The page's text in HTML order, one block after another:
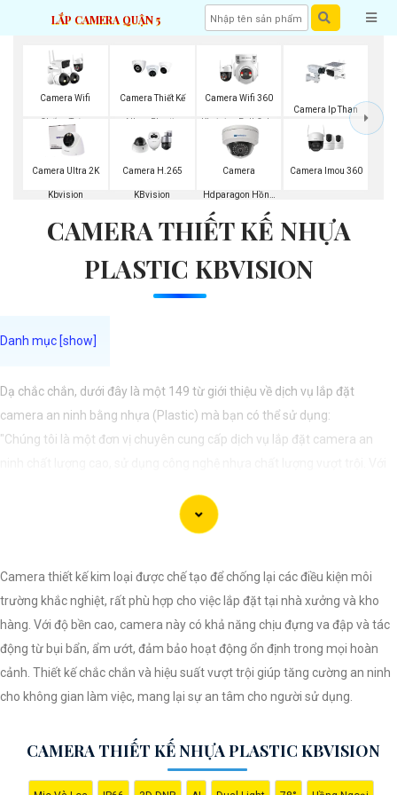
LẮP CAMERA QUẬN 5
Camera Wifi
Chống Trộm
Kbvision
Camera Thiết Kế
Nhựa Plastic
Kbvision
Camera Wifi 360
Kbvision Full Color
Camera Ip Than
Kbvision
Camera Ultra 2K
Kbvision
Camera H.265
KBvision
Camera
Hdparagon Hồng
Camera Imou 360
CAMERA THIẾT KẾ NHỰA
PLASTIC KBVISION
Dạ chắc chắn, dưới đây là một 149 từ giới thiệu về dịch vụ lắp đặt
camera an ninh bằng nhựa (Plastic) mà bạn có thể sử dụng:
"Chúng tôi là một đơn vị chuyên cung cấp dịch vụ lắp đặt camera an
khách hàng sự an tâm và yên tâm về an ninh tại mọi không gian. Hệ
thống camera nhựa của chúng An Thành Phát Không chỉ mang lại hình
hiệu quả. Đến với chúng tôi, quý khách sẽ được tư vấn kỹ lưỡng và lựa
chọn giải pháp an ninh tốt nhất cho gia đình, cửa hàng hoặc doanh
nghiệp của mình. Hãy để chúng tôi giúp bạn bảo vệ mọi khoảnh khắc
quan trọng."
Camera thiết kế kim loại được chế tạo để chống lại các điều kiện môi
trường khắc nghiệt, rất phù hợp cho việc lắp đặt tại nhà xưởng và kho
hàng. Với độ bền cao, camera này có khả năng chịu đựng va đập và tác
động từ bụi bẩn, ẩm ướt, đảm bảo hoạt động ổn định trong mọi hoàn
cảnh. Thiết kế chắc chắn và hiệu suất vượt trội giúp tăng cường an ninh
cho không gian làm việc, mang lại sự an tâm cho người sử dụng.
CAMERA THIẾT KẾ NHỰA PLASTIC KBVISION